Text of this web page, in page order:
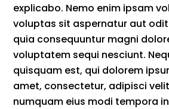
explicabo. Nemo enim ipsam
voluptas sit aspernatur aut
quia consequuntur magni
voluptatem sequi nesciunt.
quisquam est, qui dolorem
amet, consectetur, adipisci
numquam eius modi tempora